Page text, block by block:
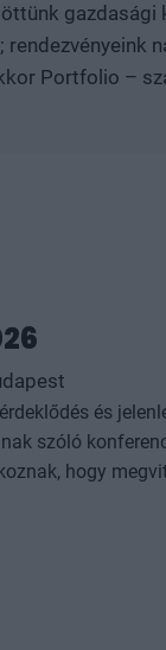
Portfolio –
és
szóló
hogy